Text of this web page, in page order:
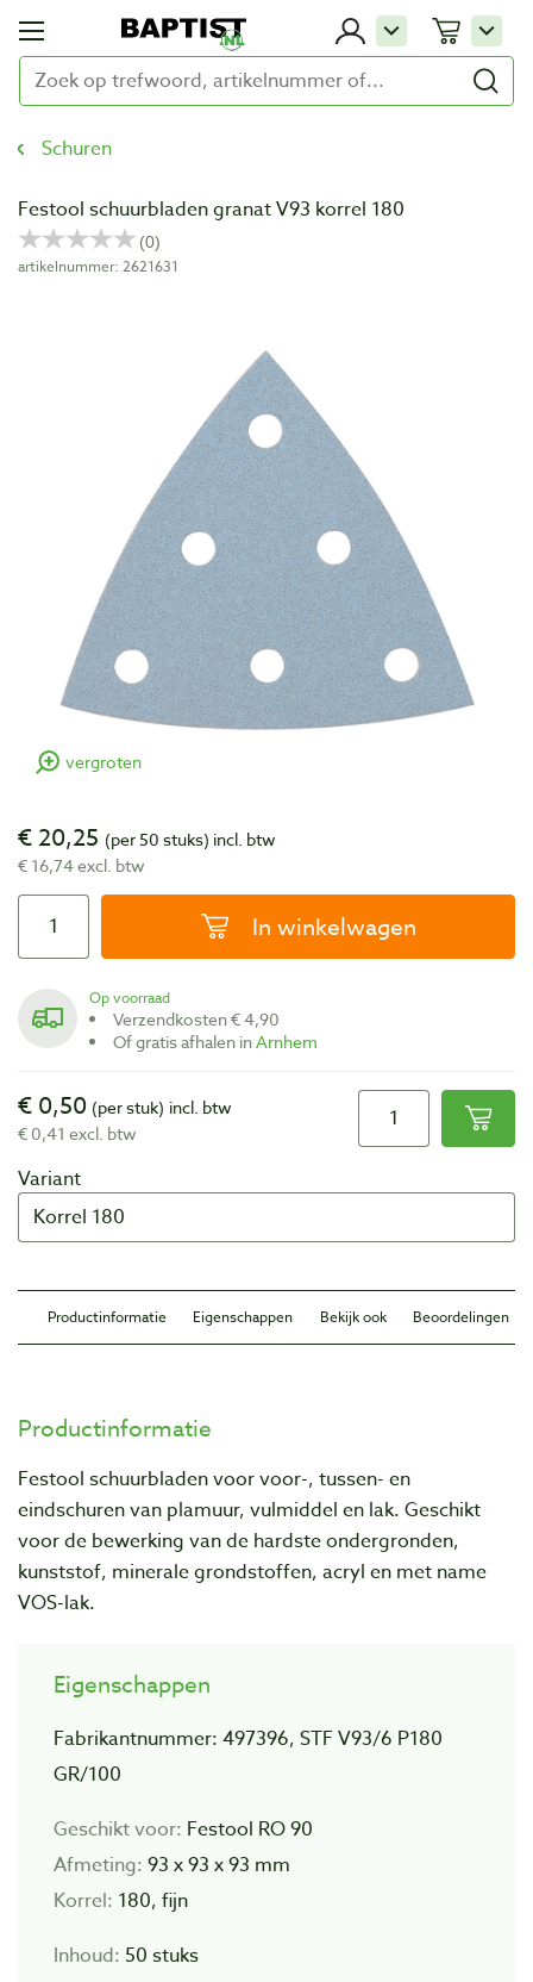
Schuren
Festool schuurbladen granat V93 korrel 180
artikelnummer: 2621631
vergroten
€ 20,25 (per 50 stuks) incl. btw
€ 16,74 excl. btw
In winkelwagen
Op voorraad
Verzendkosten € 4,90
Of gratis afhalen inArnhem
€ 0,50 (per stuk) incl. btw
€ 0,41 excl. btw
Variant
Productinformatie Eigenschappen Bekijk ook Beoordelingen
Productinformatie
Festool schuurbladen voor voor-, tussen- en
eindschuren van plamuur, vulmiddel en lak. Geschikt
voor de bewerking van de hardste ondergronden,
kunststof, minerale grondstoffen, acryl en met name
VOS-lak.
Eigenschappen
Fabrikantnummer: 497396, STF V93/6 P180
GR/100
Geschikt voor: Festool RO 90
Afmeting: 93 x 93 x 93 mm
Korrel: 180, fijn
Inhoud: 50 stuks